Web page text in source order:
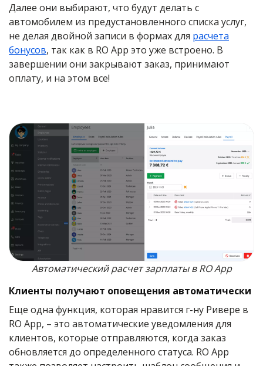
Далее они выбирают, что будут делать с
автомобилем из предустановленного списка услуг,
не делая двойной записи в формах для расчета
бонусов, так как в RO App это уже встроено. В
завершении они закрывают заказ, принимают
оплату, и на этом все!
Автоматический расчет зарплаты в RO App
Клиенты получают оповещения автоматически
Еще одна функция, которая нравится г-ну Ривере в
RO App, – это автоматические уведомления для
клиентов, которые отправляются, когда заказ
обновляется до определенного статуса. RO App